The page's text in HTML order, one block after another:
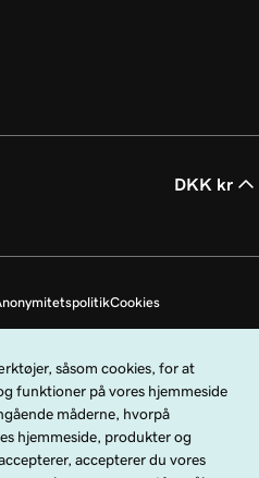
DKK kr
Cookies
Company, LLC. Alle rettigheder
et registreret varemærke tilhørende
USA og andre lande. "GO"-logoet er et
GoDaddy.com, LLC i USA.